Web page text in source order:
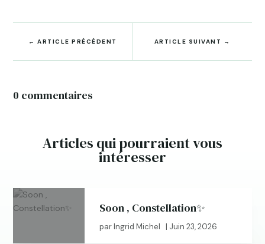
←ARTICLE PRÉCÉDENT ARTICLE SUIVANT →
0 commentaires
Articles qui pourraient vous
intéresser
Soon , Constellation✨
parIngrid Michel | Juin 23, 2026